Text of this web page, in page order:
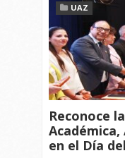
UAZ
Reconoce
en el Día